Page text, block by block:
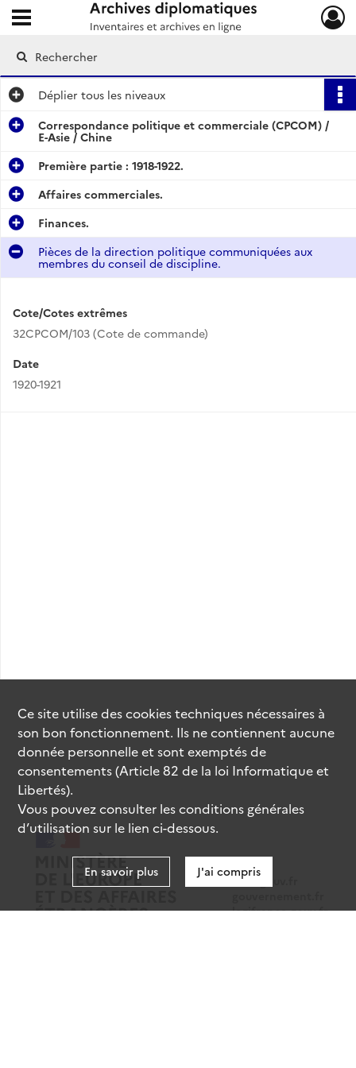
Archives diplomatiques
Ouvrir le menu déroulant
Déplier tous les niveaux
Correspondance politique et commerciale (CPCOM) /
E-Asie / Chine
Première partie : 1918-1922.
Affaires commerciales.
Finances.
Pièces de la direction politique communiquées aux
membres du conseil de discipline.
Cote/Cotes extrêmes
32CPCOM/103 (Cote de commande)
Date
1920-1921
data.gouv.fr
legifrance.gouv.fr
Ce site utilise descookiestechniques nécessaires à
son bon fonctionnement. Ils ne contiennent aucune
donnée personnelle et sont exemptés de
consentements (Article 82 de la loi Informatique et
Libertés).
Vous pouvez consulter les conditions générales
d’utilisation sur le lien ci-dessous.
En savoir plus J'ai compris